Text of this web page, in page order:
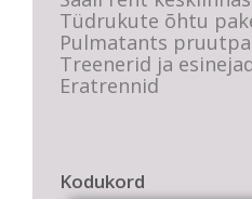
Tüdrukute õhtu
Pulmatants
Treenerid ja
Eratrennid
Kodukord